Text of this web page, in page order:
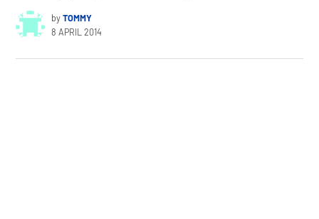
byTOMMY
8 APRIL 2014